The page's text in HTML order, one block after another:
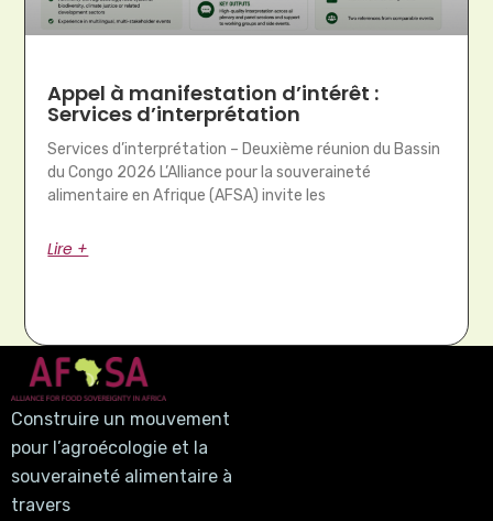
Appel à manifestation d’intérêt :
Services d’interprétation
Services d’interprétation – Deuxième réunion du Bassin
du Congo 2026 L’Alliance pour la souveraineté
alimentaire en Afrique (AFSA) invite les
Lire +
Construire un mouvement
pour l’agroécologie et la
souveraineté alimentaire à
travers